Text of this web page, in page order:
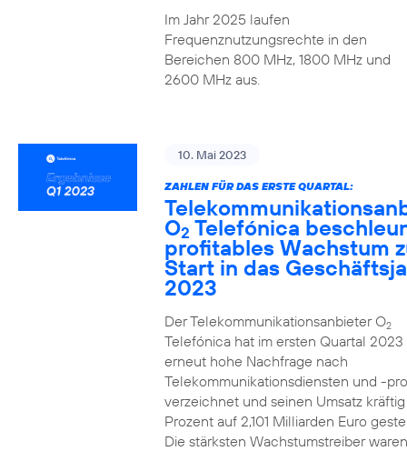
Im Jahr 2025 laufen
Frequenznutzungsrechte in den
Bereichen 800 MHz, 1800 MHz und
2600 MHz aus.
10. Mai 2023
ZAHLEN FÜR DAS ERSTE QUARTAL:
O2 Telefónica
profitables Wachstum
Start in das
2023
Der Telekommunikationsanbieter O2
Telefónica hat im ersten Quartal 2023
erneut hohe Nachfrage nach
Telekommunikationsdiensten und -
verzeichnet und seinen Umsatz
Prozent auf 2,101 Milliarden Euro
Die stärksten Wachstumstreiber